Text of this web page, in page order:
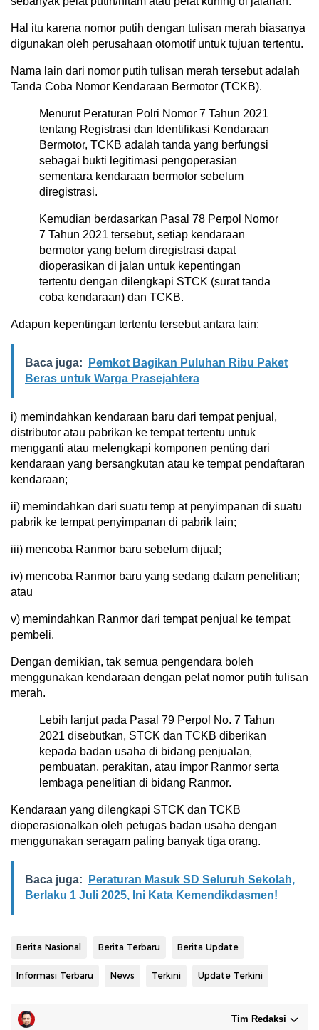
Hal itu karena nomor putih dengan tulisan merah biasanya
digunakan oleh perusahaan otomotif untuk tujuan tertentu.
Nama lain dari nomor putih tulisan merah tersebut adalah
Tanda Coba Nomor Kendaraan Bermotor (TCKB).
Menurut Peraturan Polri Nomor 7 Tahun 2021
tentang Registrasi dan Identifikasi Kendaraan
Bermotor, TCKB adalah tanda yang berfungsi
sebagai bukti legitimasi pengoperasian
sementara kendaraan bermotor sebelum
diregistrasi.
Kemudian berdasarkan Pasal 78 Perpol Nomor
7 Tahun 2021 tersebut, setiap kendaraan
bermotor yang belum diregistrasi dapat
dioperasikan di jalan untuk kepentingan
tertentu dengan dilengkapi STCK (surat tanda
coba kendaraan) dan TCKB.
Adapun kepentingan tertentu tersebut antara lain:
Baca juga:
Pemkot Bagikan Puluhan Ribu Paket
Beras untuk Warga Prasejahtera
i) memindahkan kendaraan baru dari tempat penjual,
distributor atau pabrikan ke tempat tertentu untuk
mengganti atau melengkapi komponen penting dari
kendaraan yang bersangkutan atau ke tempat pendaftaran
kendaraan;
ii) memindahkan dari suatu temp at penyimpanan di suatu
pabrik ke tempat penyimpanan di pabrik lain;
iii) mencoba Ranmor baru sebelum dijual;
iv) mencoba Ranmor baru yang sedang dalam penelitian;
atau
v) memindahkan Ranmor dari tempat penjual ke tempat
pembeli.
Dengan demikian, tak semua pengendara boleh
menggunakan kendaraan dengan pelat nomor putih tulisan
merah.
Lebih lanjut pada Pasal 79 Perpol No. 7 Tahun
2021 disebutkan, STCK dan TCKB diberikan
kepada badan usaha di bidang penjualan,
pembuatan, perakitan, atau impor Ranmor serta
lembaga penelitian di bidang Ranmor.
Kendaraan yang dilengkapi STCK dan TCKB
dioperasionalkan oleh petugas badan usaha dengan
menggunakan seragam paling banyak tiga orang.
Baca juga:
Peraturan Masuk SD Seluruh Sekolah,
Berlaku 1 Juli 2025, Ini Kata Kemendikdasmen!
Berita Nasional Berita Terbaru Berita Update
Informasi Terbaru News Terkini Update Terkini
Tim Redaksi